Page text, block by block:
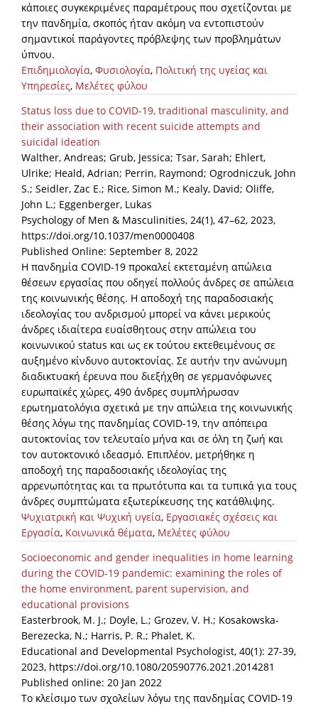
κάποιες συγκεκριμένες παραμέτρους που σχετίζονται με
την πανδημία, σκοπός ήταν ακόμη να εντοπιστούν
σημαντικοί παράγοντες πρόβλεψης των προβλημάτων
ύπνου.
Επιδημιολογία, Φυσιολογία, Πολιτική της υγείας και
Υπηρεσίες, Μελέτες φύλου
Status loss due to COVID-19, traditional masculinity, and
their association with recent suicide attempts and
suicidal ideation
Walther, Andreas; Grub, Jessica; Tsar, Sarah; Ehlert,
Ulrike; Heald, Adrian; Perrin, Raymond; Ogrodniczuk, John
S.; Seidler, Zac E.; Rice, Simon M.; Kealy, David; Oliffe,
John L.; Eggenberger, Lukas
Psychology of Men & Masculinities, 24(1), 47–62, 2023,
https://doi.org/10.1037/men0000408
Published Online: September 8, 2022
Η πανδημία COVID-19 προκαλεί εκτεταμένη απώλεια
θέσεων εργασίας που οδηγεί πολλούς άνδρες σε απώλεια
της κοινωνικής θέσης. Η αποδοχή της παραδοσιακής
ιδεολογίας του ανδρισμού μπορεί να κάνει μερικούς
άνδρες ιδιαίτερα ευαίσθητους στην απώλεια του
κοινωνικού status και ως εκ τούτου εκτεθειμένους σε
αυξημένο κίνδυνο αυτοκτονίας. Σε αυτήν την ανώνυμη
διαδικτυακή έρευνα που διεξήχθη σε γερμανόφωνες
ευρωπαϊκές χώρες, 490 άνδρες συμπλήρωσαν
ερωτηματολόγια σχετικά με την απώλεια της κοινωνικής
θέσης λόγω της πανδημίας COVID-19, την απόπειρα
αυτοκτονίας τον τελευταίο μήνα και σε όλη τη ζωή και
τον αυτοκτονικό ιδεασμό. Επιπλέον, μετρήθηκε η
αποδοχή της παραδοσιακής ιδεολογίας της
αρρενωπότητας και τα πρωτότυπα και τα τυπικά για τους
άνδρες συμπτώματα εξωτερίκευσης της κατάθλιψης.
Ψυχιατρική και Ψυχική υγεία, Εργασιακές σχέσεις και
Εργασία, Κοινωνικά θέματα, Μελέτες φύλου
Socioeconomic and gender inequalities in home learning
during the COVID-19 pandemic: examining the roles of
the home environment, parent supervision, and
educational provisions
Easterbrook, M. J.; Doyle, L.; Grozev, V. H.; Kosakowska-
Berezecka, N.; Harris, P. R.; Phalet, K.
Educational and Developmental Psychologist, 40(1): 27-39,
2023, https://doi.org/10.1080/20590776.2021.2014281
Published online: 20 Jan 2022
Το κλείσιμο των σχολείων λόγω της πανδημίας COVID-19